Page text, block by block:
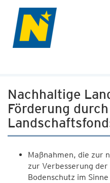
Nachhaltige
Förderung
Maßnahmen, die zur
zur Verbesserung
Bodenschutz im